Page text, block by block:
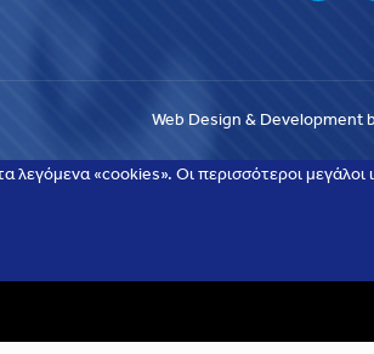
Web Design & Development
«cookies». Οι περισσότεροι μεγάλοι